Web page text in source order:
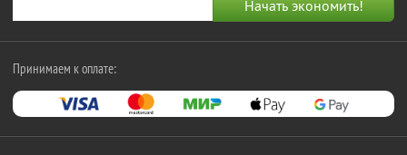
Принимаем к оплате: